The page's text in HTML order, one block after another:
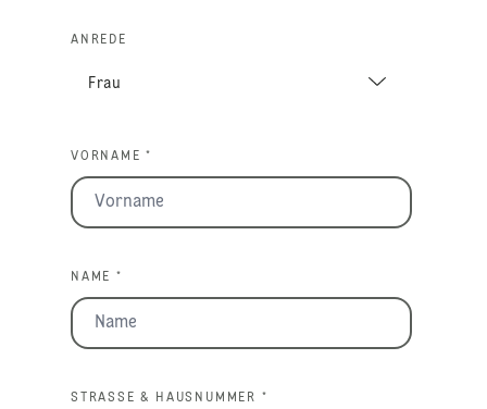
ANREDE
VORNAME *
NAME *
STRASSE & HAUSNUMMER *